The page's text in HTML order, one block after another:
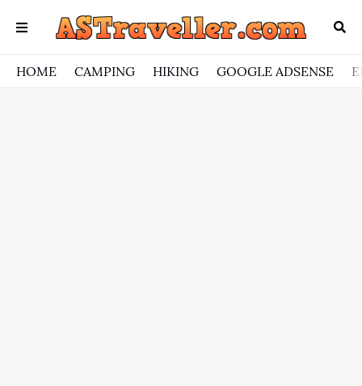
HOME CAMPING HIKING GOOGLE ADSENSE